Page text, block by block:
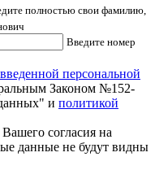
полностью свои фамилию,
Введите номер
персональной
Законом №152-
и политикой
согласия на
данные не будут видны